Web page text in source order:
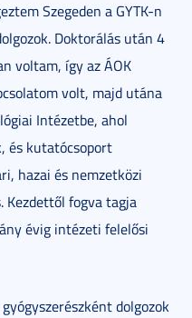
Szegeden a GYTK-n
Doktorálás után 4
voltam, így az ÁOK
volt, majd utána
Intézetbe, ahol
és kutatócsoport
hazai és nemzetközi
Kezdettől fogva tagja
évig intézeti felelősi
dolgozok